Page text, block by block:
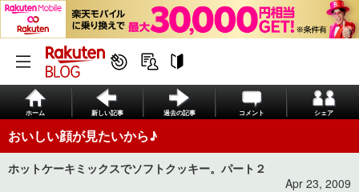
ホーム 新しい記事 過去の記事 コメント シェア
おいしい顔が見たいから♪
ホットケーキミックスでソフトクッキー。パート２
Apr 23, 2009